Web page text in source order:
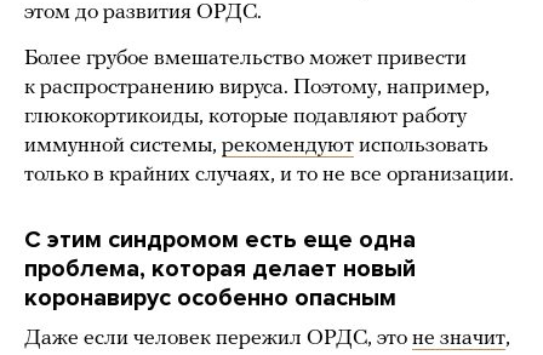
этом до развития ОРДС.
Более грубое вмешательство может привести
к распространению вируса. Поэтому, например,
глюкокортикоиды, которые подавляют работу
иммунной системы, рекомендуют использовать
только в крайних случаях, и то не все организации.
С этим синдромом есть еще одна
проблема, которая делает новый
коронавирус особенно опасным
Даже если человек пережил ОРДС, это не значит,